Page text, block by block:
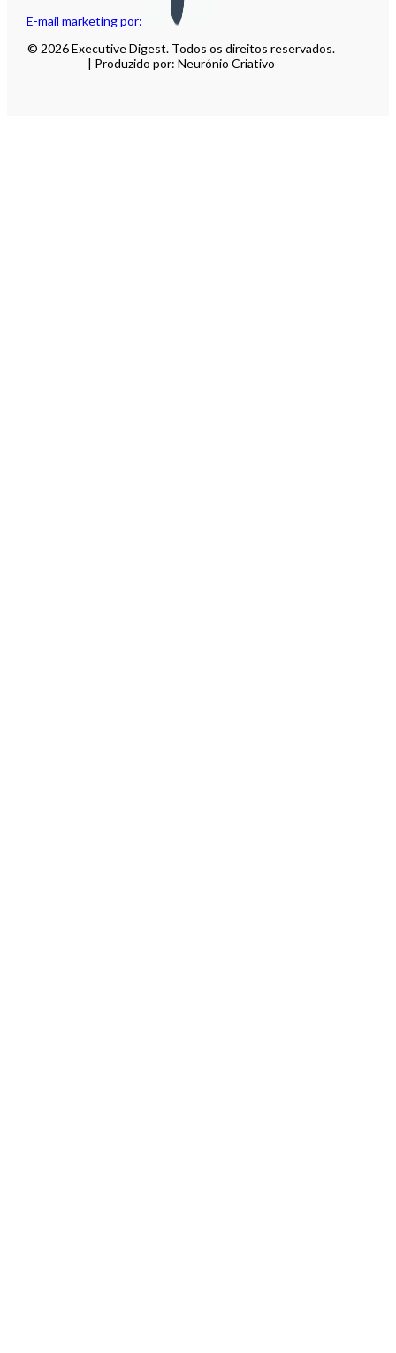
E-mail marketing por:
© 2026 Executive Digest. Todos os direitos reservados.
| Produzido por: Neurónio Criativo